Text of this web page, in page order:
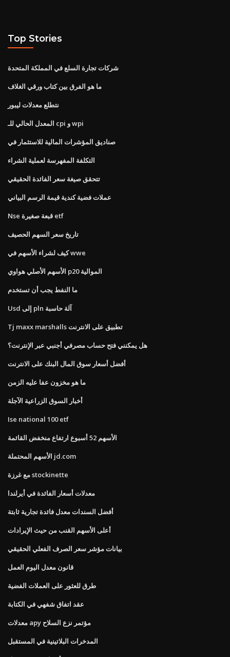
Top Stories
شركات تجارة السلع في المملكة المتحدة
ما هو الفرق بين كتاب ورقي الغلاف
نتطلع معدلات ليبور
المعدل الحالي للـ cpi و wpi
صناديق المؤشرات المالية للاستثمار في
التكلفة المفهرسة لعملية الشراء
تتحقق صيغة سعر الفائدة الحقيقي
عملات فضية كندية قيمة الرسم البياني
Nse قبعة صغيرة etf
تاريخ سعر السهم الحصيف
كيف لشراء الأسهم في wwe
الأسهم الأصلي هواوي p20 الموالية
ما النفط يجب أن تستخدم
Usd إلى pln آلة حاسبة
Tj maxx marshalls تطبيق على الانترنت
هل يمكنني فتح حساب مصرفي أجنبي عبر الإنترنت؟
أفضل أسعار سوق المال البنك على الانترنت
ما هو مخزون عفا عليه الزمن
أخبار السوق الزراعية الآجلة
Ise national 100 etf
الأسهم 52 أسبوع ارتفاع منخفض القائمة
الأسهم المحتملة jd.com
مع غرزة stockinette
معدلات أسعار الفائدة في أيرلندا
أفضل السندات معدل فائدة تجارية ثابتة
أعلى الأسهم القنب من حيث الإيرادات
بيانات مؤشر سعر الصرف الفعلي الحقيقي
قانون معدل اليوم العمل
طرق للعثور على العملات الفضية
عقد اتفاق شفهي في الكتابة
معدلات apy مؤتمر نزع السلاح
المدخرات البلاتينية في المستقبل